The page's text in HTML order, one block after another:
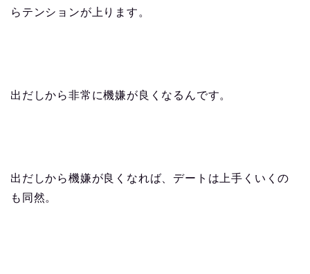
らテンションが上ります。
出だしから非常に機嫌が良くなるんです。
出だしから機嫌が良くなれば、デートは上手くいくの
も同然。